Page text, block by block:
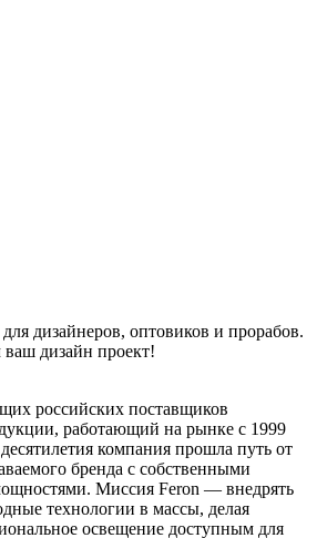
дизайнеров, оптовиков и прорабов.
ваш дизайн проект!
российских поставщиков
работающий на рынке с 1999
компания прошла путь от
бренда с собственными
Миссия Feron — внедрять
технологии в массы, делая
освещение доступным для